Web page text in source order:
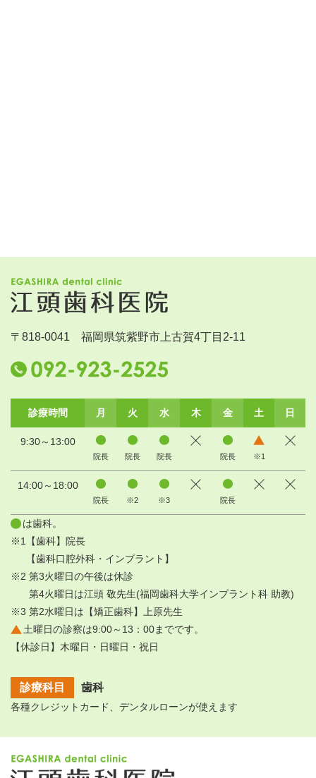
〒818-0041 福岡県筑紫野市上古賀4丁目2-11
診療時間 月 火 水 木 金 土 日
9:30～13:00
院長 院長 院長 院長 ※1
14:00～18:00
院長 ※2 ※3 院長
は歯科。
※1【歯科】院長
【歯科口腔外科・インプラント】
※2 第3火曜日の午後は休診
第4火曜日は江頭 敬先生(福岡歯科大学インプラント科 助教)
※3 第2水曜日は【矯正歯科】上原先生
土曜日の診察は9:00～13：00までです。
【休診日】木曜日・日曜日・祝日
診療科目 歯科
各種クレジットカード、デンタルローンが使えます